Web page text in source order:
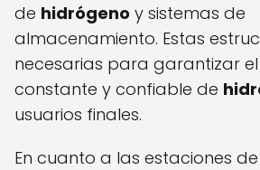
de hidrógeno y sistemas de
almacenamiento. Estas
necesarias para garantizar el
constante y confiable de
usuarios finales.
En cuanto a las estaciones